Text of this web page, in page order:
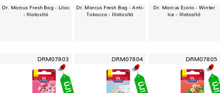
Dr. Marcus Fresh Bag - Lilac
- Illatosító
Dr. Marcus Fresh Bag - Anti-
Tobacco - Illatosító
Dr. Marcus Ecolo - Winter
Ice - Illatosító
DRM07803 DRM07804 DRM07805